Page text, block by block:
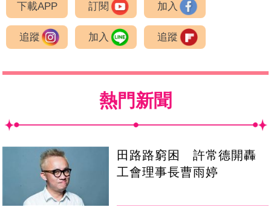
下載APP 訂閱 加入
追蹤 加入 追蹤
熱門新聞
田路路窮困 許常德開轟
工會理事長曹雨婷